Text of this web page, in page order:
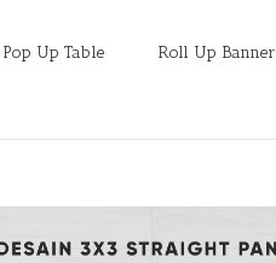
Pop Up Table Roll Up Banner